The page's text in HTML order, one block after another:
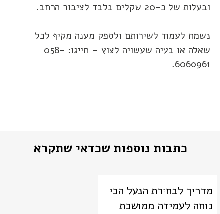
ובעלות של כ-20 שקלים בלבד לציבור הרחב.
נשמח לעמוד לשירותם ולספק מענה מקיף לכל
שאלה או בעיה שעשויה לצוץ – חייגו: 058-
6060961.
כתבות נוספות שכדאי שתקרא
מדריך לבחירת הנעל הכי
נוחה לעמידה ממושכת